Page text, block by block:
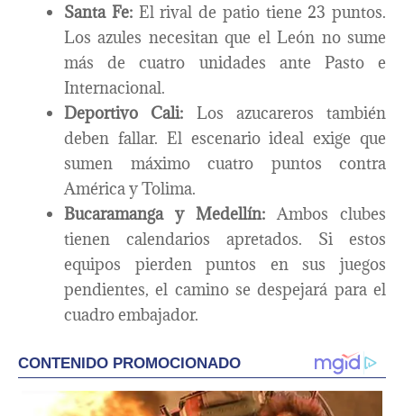
Santa Fe:El rival de patio tiene 23 puntos.
Los azules necesitan que el León no sume
más de cuatro unidades ante Pasto e
Internacional.
Deportivo Cali: Los azucareros también
deben fallar. El escenario ideal exige que
sumen máximo cuatro puntos contra
América y Tolima.
Bucaramanga y Medellín: Ambos clubes
tienen calendarios apretados. Si estos
equipos pierden puntos en sus juegos
pendientes, el camino se despejará para el
cuadro embajador.